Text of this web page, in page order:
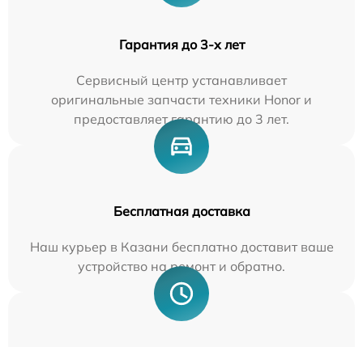
Гарантия до 3-х лет
Сервисный центр устанавливает
оригинальные запчасти техники Honor и
предоставляет гарантию до 3 лет.
Бесплатная доставка
Наш курьер в Казани бесплатно доставит ваше
устройство на ремонт и обратно.